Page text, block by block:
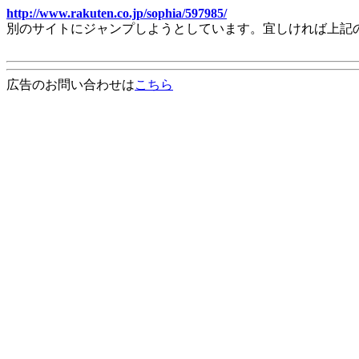
http://www.rakuten.co.jp/sophia/597985/
別のサイトにジャンプしようとしています。宜しければ上
広告のお問い合わせはこちら